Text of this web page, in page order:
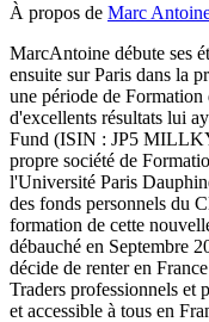
À propos de Marc
Marc­Antoine débute ses
ensuite sur Paris dans la
une période de
d'excellents résultats lui
Fund (ISIN : JP5 MILLKY
propre société de
l'Université Paris
des fonds personnels du
formation de cette
débauché en Septembre
décide de renter en
Traders professionnels et
et accessible à tous en